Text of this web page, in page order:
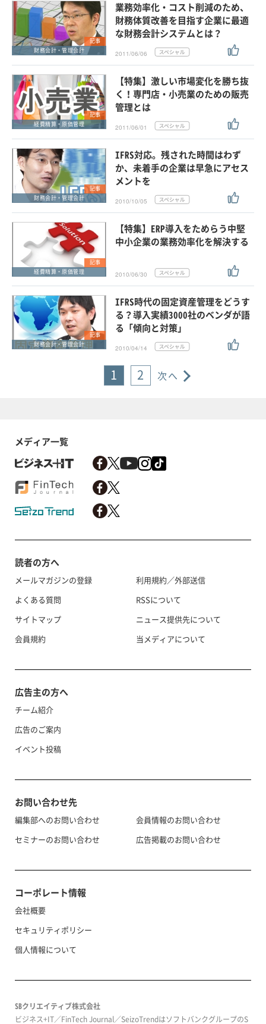
記事
財務会計・管理会計
業務効率化・コスト削減のため、
財務体質改善を目指す企業に最適
な財務会計システムとは？
2011/06/06
記事
経費精算・原価管理
【特集】激しい市場変化を勝ち抜
く！専門店・小売業のための販売
管理とは
2011/06/01
記事
財務会計・管理会計
IFRS対応。残された時間はわず
か、未着手の企業は早急にアセス
メントを
2010/10/05
記事
経費精算・原価管理
【特集】ERP導入をためらう中堅
中小企業の業務効率化を解決する
2010/06/30
記事
財務会計・管理会計
IFRS時代の固定資産管理をどうす
る？導入実績3000社のベンダが語
る「傾向と対策」
2010/04/14
1 2 次へ
メディア一覧
読者の方へ
メールマガジンの登録
よくある質問
サイトマップ
会員規約
利用規約／外部送信
RSSについて
ニュース提供先について
当メディアについて
広告主の方へ
チーム紹介
広告のご案内
イベント投稿
お問い合わせ先
編集部へのお問い合わせ
セミナーのお問い合わせ
会員情報のお問い合わせ
広告掲載のお問い合わせ
コーポレート情報
会社概要
セキュリティポリシー
個人情報について
SBクリエイティブ株式会社
ビジネス+IT／FinTech Journal／SeizoTrendはソフトバンクグループのS